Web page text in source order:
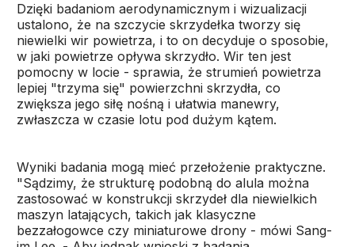
Dzięki badaniom aerodynamicznym i wizualizacji
ustalono, że na szczycie skrzydełka tworzy się
niewielki wir powietrza, i to on decyduje o sposobie,
w jaki powietrze opływa skrzydło. Wir ten jest
pomocny w locie - sprawia, że strumień powietrza
lepiej "trzyma się" powierzchni skrzydła, co
zwiększa jego siłę nośną i ułatwia manewry,
zwłaszcza w czasie lotu pod dużym kątem.
Wyniki badania mogą mieć przełożenie praktyczne.
"Sądzimy, że strukturę podobną do alula można
zastosować w konstrukcji skrzydeł dla niewielkich
maszyn latających, takich jak klasyczne
bezzałogowce czy miniaturowe drony - mówi Sang-